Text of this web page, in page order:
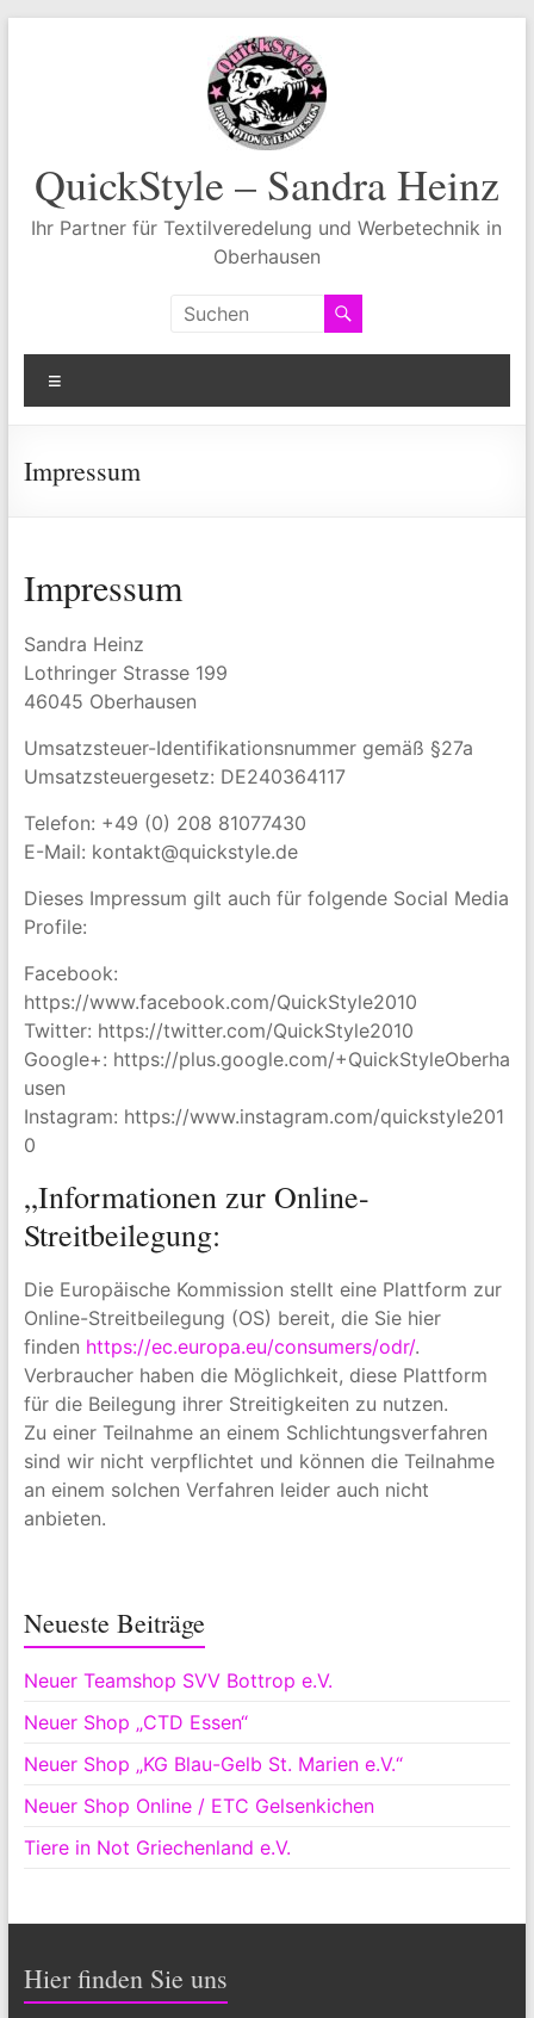
QuickStyle – Sandra Heinz
Ihr Partner für Textilveredelung und Werbetechnik in
Oberhausen
Impressum
Impressum
Sandra Heinz
Lothringer Strasse 199
46045 Oberhausen
Umsatzsteuer-Identifikationsnummer gemäß §27a
Umsatzsteuergesetz: DE240364117
Telefon: +49 (0) 208 81077430
E-Mail: kontakt@quickstyle.de
Dieses Impressum gilt auch für folgende Social Media
Profile:
Facebook:
https://www.facebook.com/QuickStyle2010
Twitter: https://twitter.com/QuickStyle2010
Google+: https://plus.google.com/+QuickStyleOberha
usen
Instagram: https://www.instagram.com/quickstyle201
0
„Informationen zur Online-
Streitbeilegung:
Die Europäische Kommission stellt eine Plattform zur
Online-Streitbeilegung (OS) bereit, die Sie hier
finden https://ec.europa.eu/consumers/odr/.
Verbraucher haben die Möglichkeit, diese Plattform
für die Beilegung ihrer Streitigkeiten zu nutzen.
Zu einer Teilnahme an einem Schlichtungsverfahren
sind wir nicht verpflichtet und können die Teilnahme
an einem solchen Verfahren leider auch nicht
anbieten.
Neueste Beiträge
Neuer Teamshop SVV Bottrop e.V.
Neuer Shop „CTD Essen“
Neuer Shop „KG Blau-Gelb St. Marien e.V.“
Neuer Shop Online / ETC Gelsenkichen
Tiere in Not Griechenland e.V.
Hier finden Sie uns